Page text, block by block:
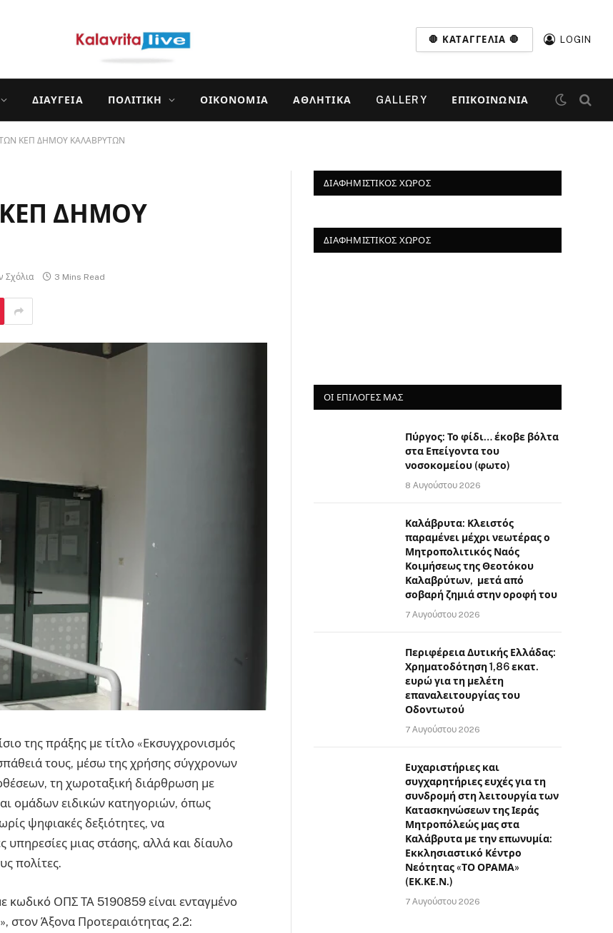
🛑 ΚΑΤΑΓΓΕΛΊΑ 🛑 LOGIN
ΔΙΑΎΓΕΙΑ ΠΟΛΙΤΙΚΉ ΟΙΚΟΝΟΜΊΑ ΑΘΛΗΤΙΚΆ GALLERY ΕΠΙΚΟΙΝΩΝΊΑ
ΚΕΠ ΔΗΜΟΥ ΚΑΛΑΒΡΥΤΩΝ
ΔΗΜΟΥ
Σχόλια 3 Mins Read
της πράξης με τίτλο «Εκσυγχρονισμός
τους, μέσω της χρήσης σύγχρονων
τη χωροταξική διάρθρωση με
ομάδων ειδικών κατηγοριών, όπως
ψηφιακές δεξιότητες, να
μιας στάσης, αλλά και δίαυλο
πολίτες.
κωδικό ΟΠΣ ΤΑ 5190859 είναι ενταγμένο
Άξονα Προτεραιότητας 2.2:
ΔΙΑΦΗΜΙΣΤΙΚΌΣ ΧΏΡΟΣ
ΔΙΑΦΗΜΙΣΤΙΚΌΣ ΧΏΡΟΣ
ΟΙ ΕΠΙΛΟΓΈΣ ΜΑΣ
Πύργος: Το φίδι… έκοβε βόλτα
στα Επείγοντα του
νοσοκομείου (φωτο)
8 Αυγούστου 2026
Καλάβρυτα: Κλειστός
παραμένει μέχρι νεωτέρας ο
Μητροπολιτικός Ναός
Κοιμήσεως της Θεοτόκου
Καλαβρύτων, μετά από
σοβαρή ζημιά στην οροφή του
7 Αυγούστου 2026
Περιφέρεια Δυτικής Ελλάδας:
Χρηματοδότηση 1,86 εκατ.
ευρώ για τη μελέτη
επαναλειτουργίας του
Οδοντωτού
7 Αυγούστου 2026
Ευχαριστήριες και
συγχαρητήριες ευχές για τη
συνδρομή στη λειτουργία των
Κατασκηνώσεων της Ιεράς
Μητροπόλεώς μας στα
Καλάβρυτα με την επωνυμία:
Εκκλησιαστικό Κέντρο
Νεότητας «ΤΟ ΟΡΑΜΑ»
(ΕΚ.ΚΕ.Ν.)
7 Αυγούστου 2026